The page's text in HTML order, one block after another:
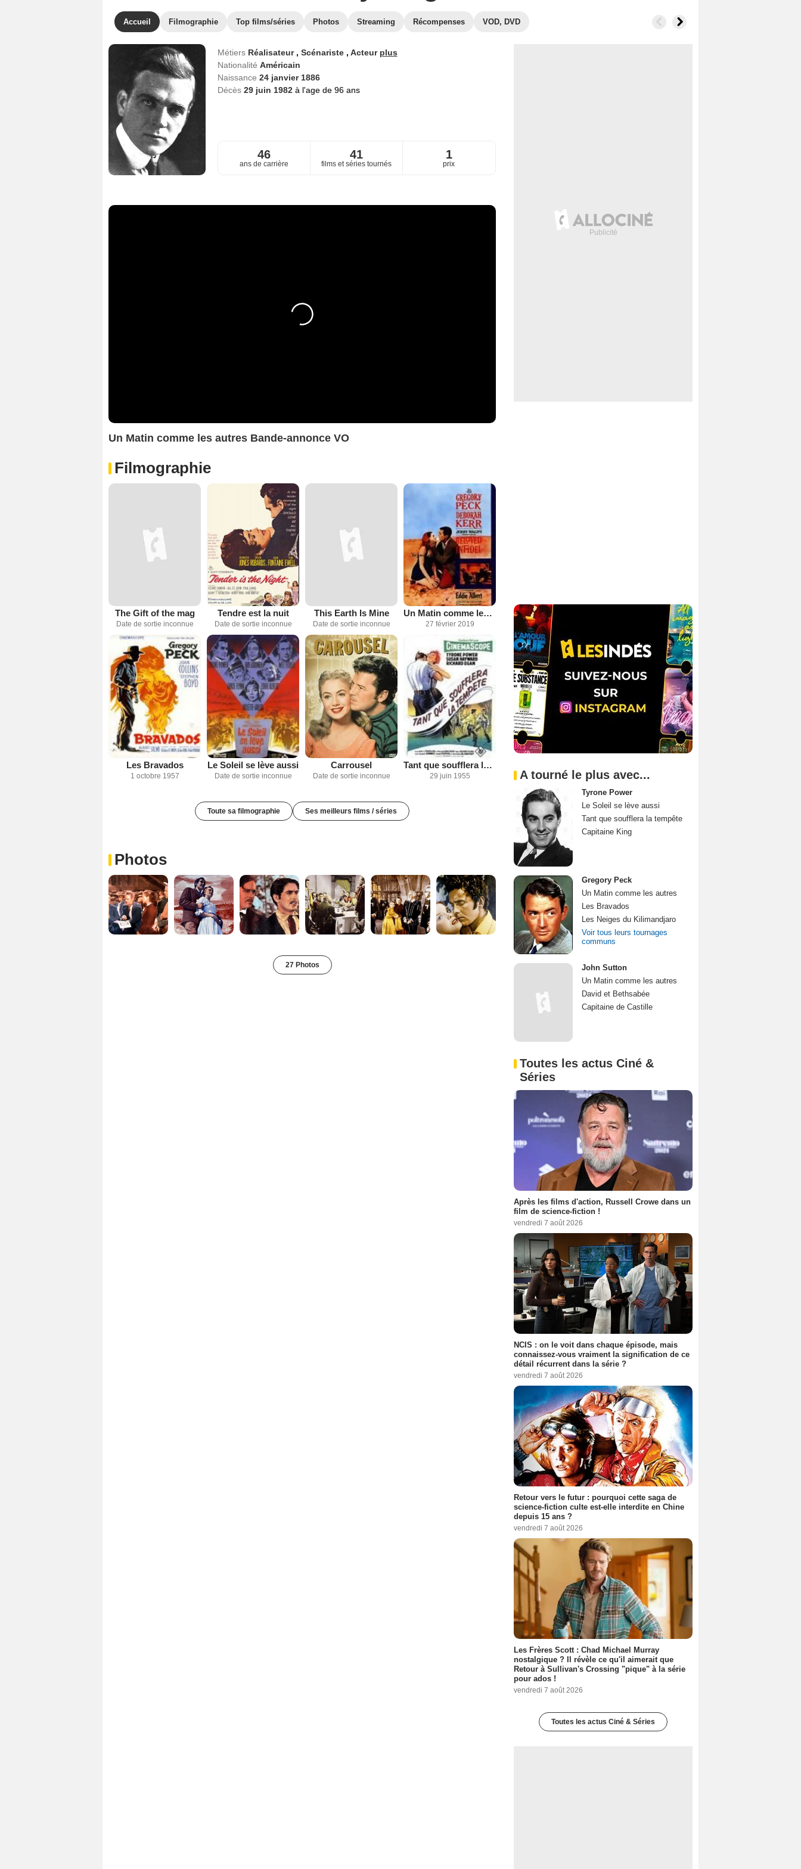
Accueil Filmographie Top films/séries Photos Streaming Récompenses VOD, DVD
Métiers Réalisateur , Scénariste , Acteur plus
Nationalité Américain
Naissance 24 janvier 1886
Décès 29 juin 1982 à l'age de 96 ans
46
ans de carrière
41
films et séries tournés
1
prix
Un Matin comme les autres Bande-annonce VO
Filmographie
The Gift of the mag
Date de sortie inconnue
Tendre est la nuit
Date de sortie inconnue
This Earth Is Mine
Date de sortie inconnue
Un Matin comme les autres
27 février 2019
Les Bravados
1 octobre 1957
Le Soleil se lève aussi
Date de sortie inconnue
Carrousel
Date de sortie inconnue
Tant que soufflera la tempête
29 juin 1955
Toute sa filmographie Ses meilleurs films / séries
Photos
27 Photos
A tourné le plus avec...
Tyrone Power
Le Soleil se lève aussi
Tant que soufflera la tempête
Capitaine King
Gregory Peck
Un Matin comme les autres
Les Bravados
Les Neiges du Kilimandjaro
Voir tous leurs tournages
communs
John Sutton
Un Matin comme les autres
David et Bethsabée
Capitaine de Castille
Toutes les actus Ciné &
Séries
Après les films d'action, Russell Crowe dans un
film de science-fiction !
vendredi 7 août 2026
NCIS : on le voit dans chaque épisode, mais
connaissez-vous vraiment la signification de ce
détail récurrent dans la série ?
vendredi 7 août 2026
Retour vers le futur : pourquoi cette saga de
science-fiction culte est-elle interdite en Chine
depuis 15 ans ?
vendredi 7 août 2026
Les Frères Scott : Chad Michael Murray
nostalgique ? Il révèle ce qu'il aimerait que
Retour à Sullivan's Crossing "pique" à la série
pour ados !
vendredi 7 août 2026
Toutes les actus Ciné & Séries